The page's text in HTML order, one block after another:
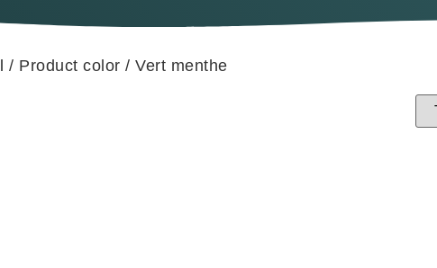
/ Product color / Vert menthe